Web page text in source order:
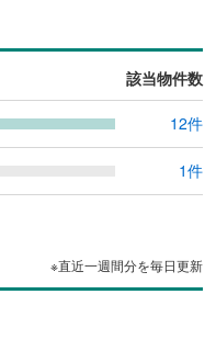
該当物件数
12件
1件
※直近一週間分を毎日更新
（0）